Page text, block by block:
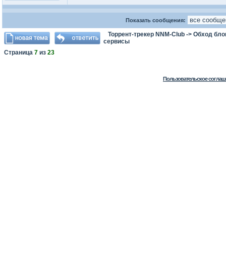
Показать сообщения:
Торрент-трекер NNM-Club -> Обход
сервисы
Страница 7 из 23
Пользовательское